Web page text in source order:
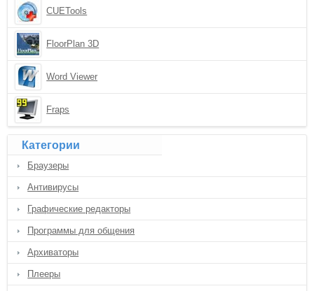
CUETools
FloorPlan 3D
Word Viewer
Fraps
Категории
Браузеры
Антивирусы
Графические редакторы
Программы для общения
Архиваторы
Плееры